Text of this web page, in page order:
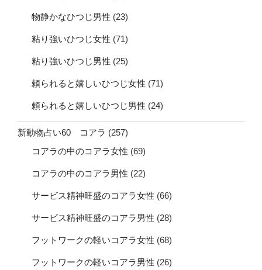
物静かなひつじ男性 (23)
粘り強いひつじ女性 (71)
粘り強いひつじ男性 (25)
頼られると嬉しいひつじ女性 (71)
頼られると嬉しいひつじ男性 (24)
新動物占い60 コアラ (257)
コアラの中のコアラ女性 (69)
コアラの中のコアラ男性 (22)
サービス精神旺盛のコアラ女性 (66)
サービス精神旺盛のコアラ男性 (28)
フットワークの軽いコアラ女性 (68)
フットワークの軽いコアラ男性 (26)